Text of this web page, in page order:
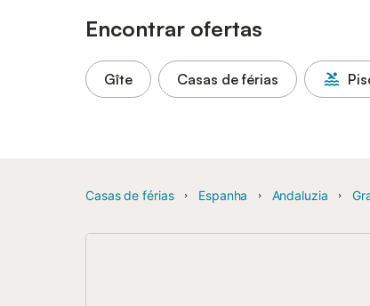
Encontrar ofertas
Gîte Casas de férias
Casas de férias Espanha Andaluzia